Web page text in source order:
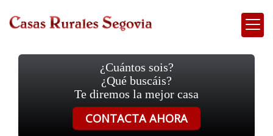
¿Cuántos sois?
¿Qué buscáis?
Te diremos la mejor casa
CONTACTA AHORA